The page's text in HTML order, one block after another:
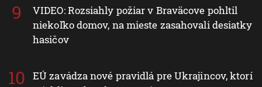
VIDEO: Rozsiahly požiar v Braväcove pohltil
niekoľko domov, na mieste zasahovali desiatky
hasičov
EÚ zavádza nové pravidlá pre Ukrajincov, ktorí